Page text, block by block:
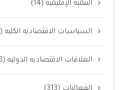
التنميه الإقليميه(14)
السياسات الاقتصاديه الكليه(13)
العلاقات الاقتصاديه الدوليه(8)